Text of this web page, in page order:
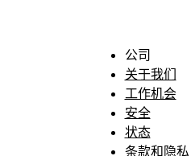
公司
关于我们
工作机会
安全
状态
条款和隐私